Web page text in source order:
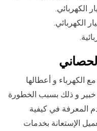
الكهربائي.
الكهربائي.
الكهرباء و أعطالها
خبير و ذلك بسبب الخطورة
المعرفة في كيفية
الإستعانة بخدمات